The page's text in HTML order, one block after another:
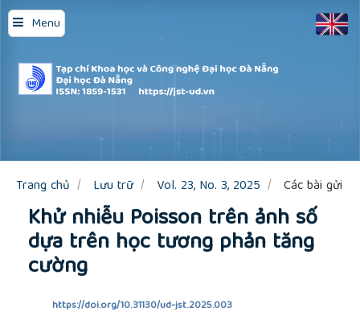
Menu
Quick
jump
to
page
content
Main
Sidebar
Trang chủ Lưu trữ Vol. 23, No. 3, 2025 Các bài gửi
Khử nhiễu Poisson trên ảnh số
dựa trên học tương phản tăng
cường
https://doi.org/10.31130/ud-jst.2025.003